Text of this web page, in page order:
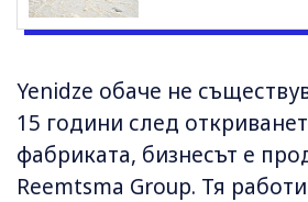
Yenidze обаче не
15 години след
фабриката, бизнесът е
Reemtsma Group. Тя